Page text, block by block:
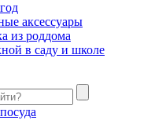
аксессуары
из роддома
в саду и школе